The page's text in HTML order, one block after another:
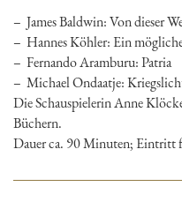
James Baldwin: Von dieser
Hannes Köhler: Ein
Fernando Aramburu: Patria
Michael Ondaatje:
Die Schauspielerin Anne
Büchern.
Dauer ca. 90 Minuten; Eintritt